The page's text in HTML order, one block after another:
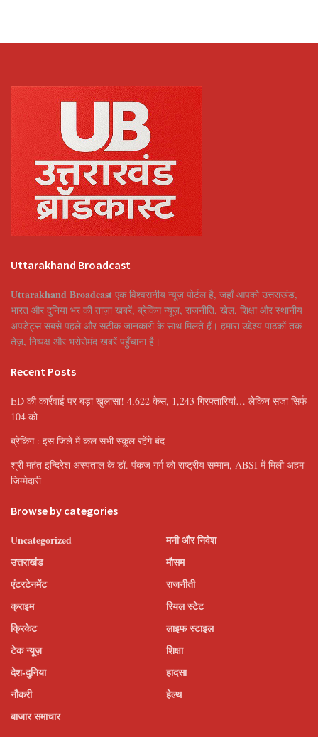
Uttarakhand Broadcast
Uttarakhand Broadcast एक विश्वसनीय न्यूज़ पोर्टल है, जहाँ आपको उत्तराखंड,
भारत और दुनिया भर की ताज़ा खबरें, ब्रेकिंग न्यूज़, राजनीति, खेल, शिक्षा और स्थानीय
अपडेट्स सबसे पहले और सटीक जानकारी के साथ मिलते हैं। हमारा उद्देश्य पाठकों तक
तेज़, निष्पक्ष और भरोसेमंद खबरें पहुँचाना है।
Recent Posts
ED की कार्रवाई पर बड़ा खुलासा! 4,622 केस, 1,243 गिरफ्तारियां… लेकिन सजा सिर्फ
104 को
ब्रेकिंग : इस जिले में कल सभी स्कूल रहेंगे बंद
श्री महंत इन्दिरेश अस्पताल के डॉ. पंकज गर्ग को राष्ट्रीय सम्मान, ABSI में मिली अहम
जिम्मेदारी
Browse by categories
Uncategorized
उत्तराखंड
एंटरटेनमेंट
क्राइम
क्रिकेट
टेक न्यूज़
देश-दुनिया
नौकरी
बाजार समाचार
मनी और निवेश
मौसम
राजनीती
रियल स्टेट
लाइफ स्टाइल
शिक्षा
हादसा
हेल्थ